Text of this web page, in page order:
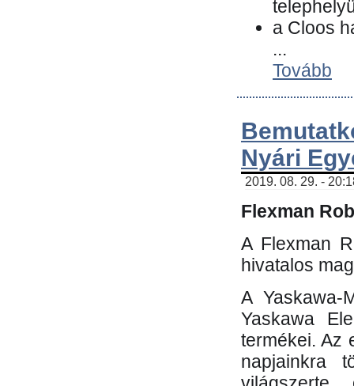
a Cloos
...
Tovább
Nyári
2019. 08. 29. -
Flexman
A Flexman
hivatalos
A Yaskawa-
Yaskawa
termékei. Az
napjainkra